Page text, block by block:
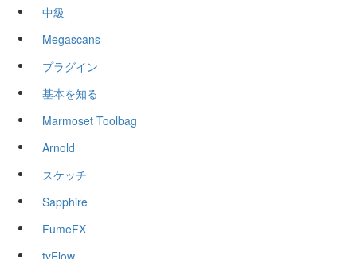
中級
Megascans
プラグイン
基本を知る
Marmoset Toolbag
Arnold
スケッチ
Sapphire
FumeFX